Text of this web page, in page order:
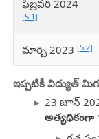
ఫిబ్రవరి 2024
[5:1]
మార్చి 2023 [5:2]
ఇప్పటికీ విద్యుత్
23 జూన్
అత్యధికంగా